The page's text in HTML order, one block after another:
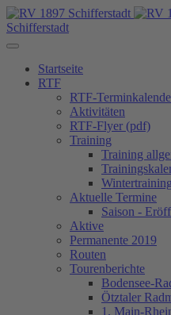
Schifferstadt
Startseite
RTF
RTF-
Aktivitäten
RTF-Flyer (pdf)
Training
Training
Wintertraining
Aktuelle Termine
Saison -
Aktive
Permanente 2019
Routen
Tourenberichte
Bodensee-
Ötztaler
1. Main-